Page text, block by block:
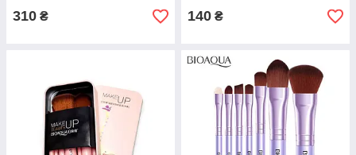
310 ₴ 140 ₴